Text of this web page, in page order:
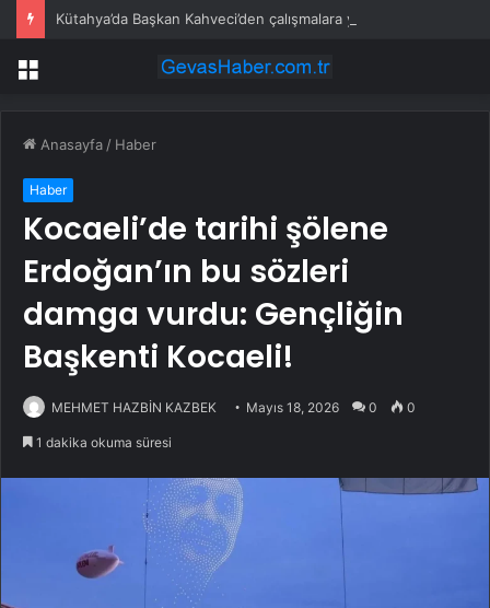
Kütahya’da Başkan Kahveci’den çalışmalara yakın mercek
Menü
Anasayfa / Haber
Haber
Kocaeli’de tarihi şölene
Erdoğan’ın bu sözleri
damga vurdu: Gençliğin
Başkenti Kocaeli!
MEHMET HAZBİN KAZBEK Mayıs 18, 2026 0 0
1 dakika okuma süresi